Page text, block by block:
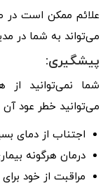
علائم ممکن است در
می‌تواند به شما در
پیشگیری:
شما نمی‌توانید از
می‌توانید خطر عود آن
اجتناب از دمای
درمان هرگونه
مراقبت از خود